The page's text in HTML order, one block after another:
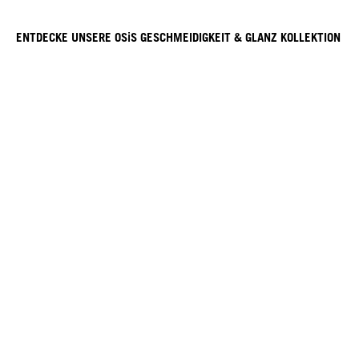
ENTDECKE UNSERE OSiS GESCHMEIDIGKEIT & GLANZ KOLLEKTION